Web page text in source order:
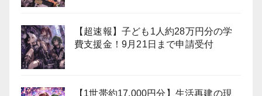
【超速報】子ども1人約28万円分の学
費支援金！9月21日まで申請受付
【1世帯約17,000円分】生活再建の現